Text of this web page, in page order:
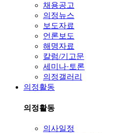
채용공고
의정뉴스
보도자료
언론보도
해명자료
칼럼/기고문
세미나·토론
의정갤러리
의정활동
의정활동
의사일정